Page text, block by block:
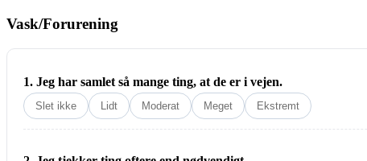
Vask/Forurening
1. Jeg har samlet så mange ting, at de er i vejen.
Slet ikke Lidt Moderat Meget Ekstremt